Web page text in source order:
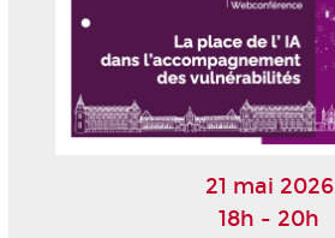
21 mai 2026
18h - 20h